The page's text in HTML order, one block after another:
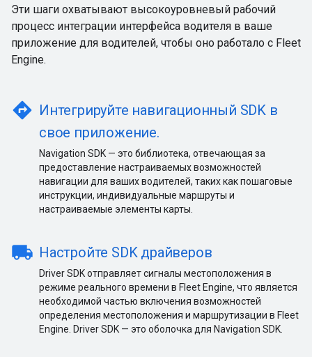
Эти шаги охватывают высокоуровневый рабочий
процесс интеграции интерфейса водителя в ваше
приложение для водителей, чтобы оно работало с Fleet
Engine.
directions Интегрируйте навигационный SDK в
свое приложение.
Navigation SDK — это библиотека, отвечающая за
предоставление настраиваемых возможностей
навигации для ваших водителей, таких как пошаговые
инструкции, индивидуальные маршруты и
настраиваемые элементы карты.
local_shipping Настройте SDK драйверов
Driver SDK отправляет сигналы местоположения в
режиме реального времени в Fleet Engine, что является
необходимой частью включения возможностей
определения местоположения и маршрутизации в Fleet
Engine. Driver SDK — это оболочка для Navigation SDK.